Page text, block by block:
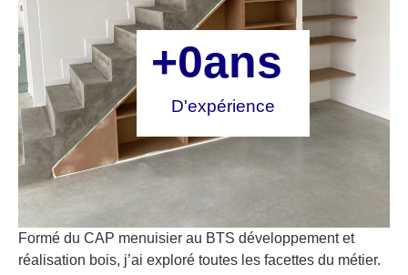
D'expérience
+0ans
Formé du CAP menuisier au BTS développement et
réalisation bois, j’ai exploré toutes les facettes du métier.